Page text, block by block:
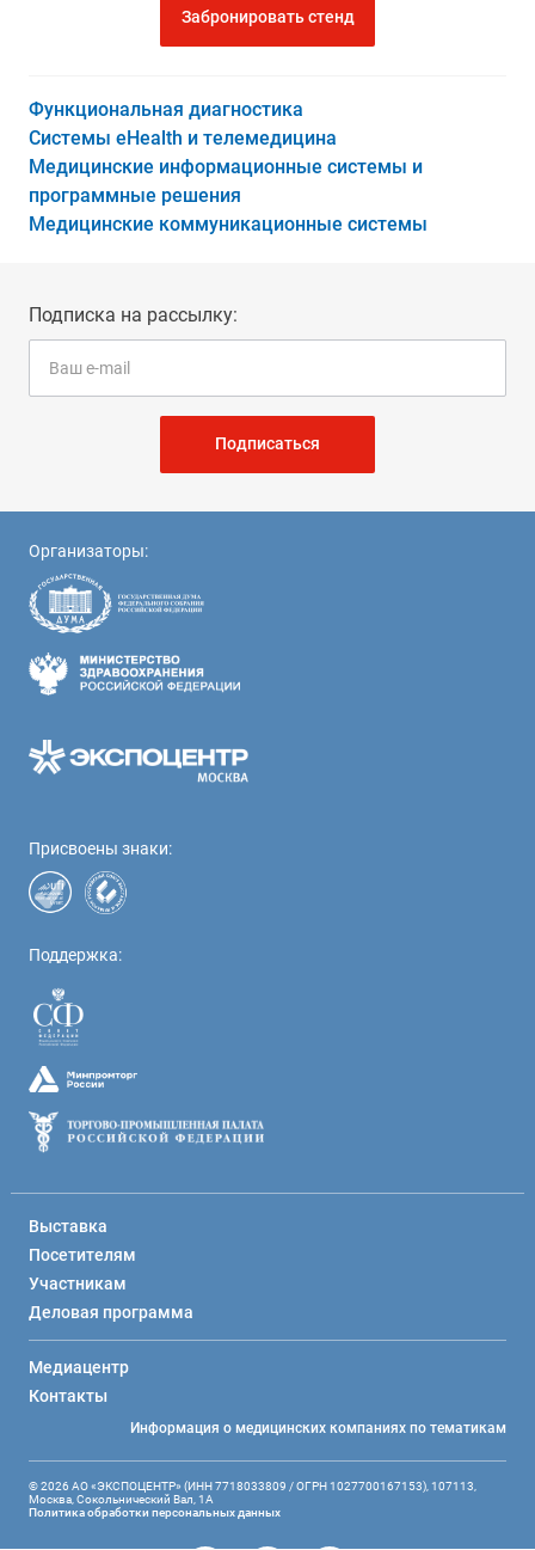
Забронировать стенд
Функциональная диагностика
Системы eHealth и телемедицина
Медицинские информационные системы и
программные решения
Медицинские коммуникационные системы
Подписка на рассылку:
Подписаться
Организаторы:
Присвоены знаки:
Поддержка:
Выставка
Посетителям
Участникам
Деловая программа
Медиацентр
Контакты
Информация о медицинских компаниях по тематикам
© 2026 АО «ЭКСПОЦЕНТР» (ИНН 7718033809 / ОГРН 1027700167153), 107113,
Москва, Сокольнический Вал, 1А
Политика обработки персональных данных